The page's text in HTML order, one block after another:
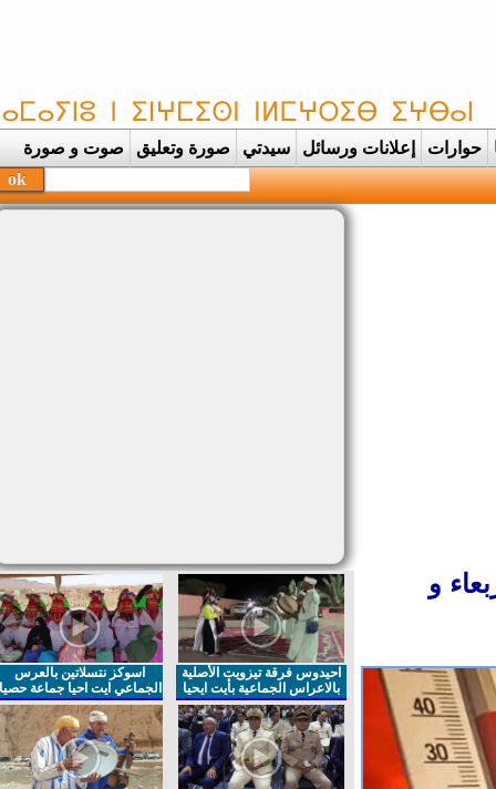
حوارات إعلانات ورسائل سيدتي صورة وتعليق صوت و صورة
الاربعاء و
احيدوس فرقة تيزويت الأصلية
بالاعراس الجماعية بأيت ايحيا
اسوكز نتسلاتين بالعرس
الجماعي ايت احيا جماعة